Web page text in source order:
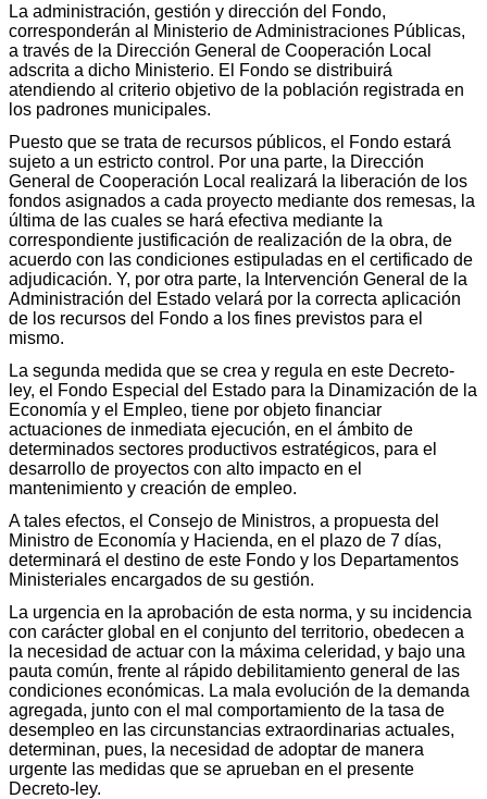
La administración, gestión y dirección del Fondo,
corresponderán al Ministerio de Administraciones Públicas,
a través de la Dirección General de Cooperación Local
adscrita a dicho Ministerio. El Fondo se distribuirá
atendiendo al criterio objetivo de la población registrada en
los padrones municipales.
Puesto que se trata de recursos públicos, el Fondo estará
sujeto a un estricto control. Por una parte, la Dirección
General de Cooperación Local realizará la liberación de los
fondos asignados a cada proyecto mediante dos remesas, la
última de las cuales se hará efectiva mediante la
correspondiente justificación de realización de la obra, de
acuerdo con las condiciones estipuladas en el certificado de
adjudicación. Y, por otra parte, la Intervención General de la
Administración del Estado velará por la correcta aplicación
de los recursos del Fondo a los fines previstos para el
mismo.
La segunda medida que se crea y regula en este Decreto-
ley, el Fondo Especial del Estado para la Dinamización de la
Economía y el Empleo, tiene por objeto financiar
actuaciones de inmediata ejecución, en el ámbito de
determinados sectores productivos estratégicos, para el
desarrollo de proyectos con alto impacto en el
mantenimiento y creación de empleo.
A tales efectos, el Consejo de Ministros, a propuesta del
Ministro de Economía y Hacienda, en el plazo de 7 días,
determinará el destino de este Fondo y los Departamentos
Ministeriales encargados de su gestión.
La urgencia en la aprobación de esta norma, y su incidencia
con carácter global en el conjunto del territorio, obedecen a
la necesidad de actuar con la máxima celeridad, y bajo una
pauta común, frente al rápido debilitamiento general de las
condiciones económicas. La mala evolución de la demanda
agregada, junto con el mal comportamiento de la tasa de
desempleo en las circunstancias extraordinarias actuales,
determinan, pues, la necesidad de adoptar de manera
urgente las medidas que se aprueban en el presente
Decreto-ley.